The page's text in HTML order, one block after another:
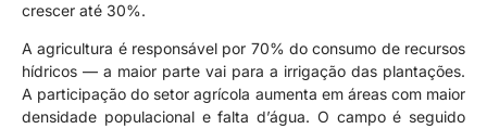
crescer até 30%.
A agricultura é responsável por 70% do consumo de recursos
hídricos — a maior parte vai para a irrigação das plantações.
A participação do setor agrícola aumenta em áreas com maior
densidade populacional e falta d’água. O campo é seguido